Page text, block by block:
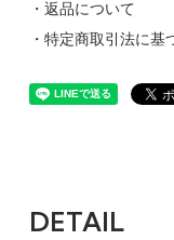
・返品について
・特定商取引法に基
DETAIL